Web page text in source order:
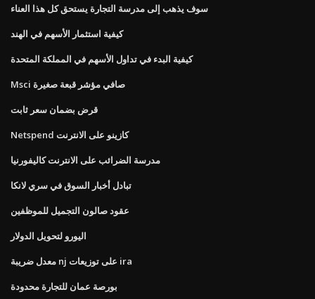
سوف يذهب إلى مدرسة التجارة يستحق كل هذا العناء
كيفية استثمار الأسهم في الهند
كيفية البدء في تداول الأسهم في المملكة المتحدة
Msci صافي مؤشر قبعة صغيرة
قرض بضمان سعر ثابت
Netspend كازينو على الانترنت
مدرسة الضرائب على الانترنت كاليفورنيا
تبادل أخبار السوق في سري لانكا
عقود صالون التجميل للموظفين
اليورو لتحويل الدولار
معدل ضريبة nj على توزيعات ira
بورصة عمان للتجارة محدودة